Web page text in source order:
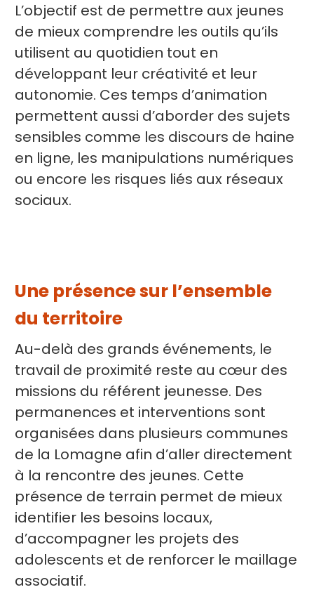
L’objectif est de permettre aux jeunes
de mieux comprendre les outils qu’ils
utilisent au quotidien tout en
développant leur créativité et leur
autonomie. Ces temps d’animation
permettent aussi d’aborder des sujets
sensibles comme les discours de haine
en ligne, les manipulations numériques
ou encore les risques liés aux réseaux
sociaux.
Une présence sur l’ensemble
du territoire
Au-delà des grands événements, le
travail de proximité reste au cœur des
missions du référent jeunesse. Des
permanences et interventions sont
organisées dans plusieurs communes
de la Lomagne afin d’aller directement
à la rencontre des jeunes. Cette
présence de terrain permet de mieux
identifier les besoins locaux,
d’accompagner les projets des
adolescents et de renforcer le maillage
associatif.